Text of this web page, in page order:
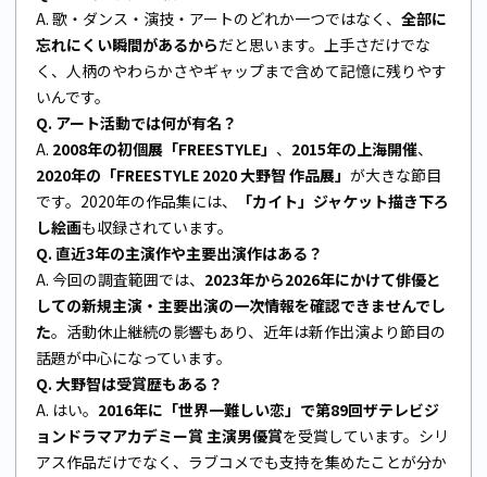
A. 歌・ダンス・演技・アートのどれか一つではなく、 全部に
忘れにくい瞬間があるからだと思います。上手さだけでな
く、人柄のやわらかさやギャップまで含めて記憶に残りやす
いんです。
Q. アート活動では何が有名？
A. 2008年の初個展「FREESTYLE」 、 2015年の上海開催、
2020年の「FREESTYLE 2020 大野智 作品展」 が大きな節目
です。2020年の作品集には、
「カイト」ジャケット描き下ろ
し絵画も収録されています。
Q. 直近3年の主演作や主要出演作はある？
A. 今回の調査範囲では、 2023年から2026年にかけて俳優と
しての新規主演・主要出演の一次情報を確認できませんでし
た。活動休止継続の影響もあり、近年は新作出演より節目の
話題が中心になっています。
Q. 大野智は受賞歴もある？
A. はい。 2016年に「世界一難しい恋」で第89回ザテレビジ
ョンドラマアカデミー賞 主演男優賞を受賞しています。シリ
アス作品だけでなく、ラブコメでも支持を集めたことが分か